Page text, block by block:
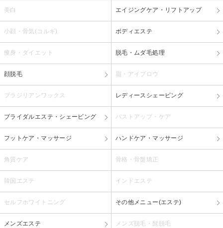
美白 エイジングケア・リフトアップ
小顔・骨気(コルギ) ボディエステ
痩身・ダイエット 脱毛・ムダ毛処理
顔脱毛 眉・アイブロウ
ブラジリアンワックス レディースシェービング
ブライダルエステ・シェービング バストアップ・ケア
フットケア・マッサージ ハンドケア・マッサージ
角質ケア 骨格・骨盤矯正
韓国エステ インドエステ
セルフホワイトニング その他メニュー(エステ)
メンズエステ メンズ脱毛・髭脱毛